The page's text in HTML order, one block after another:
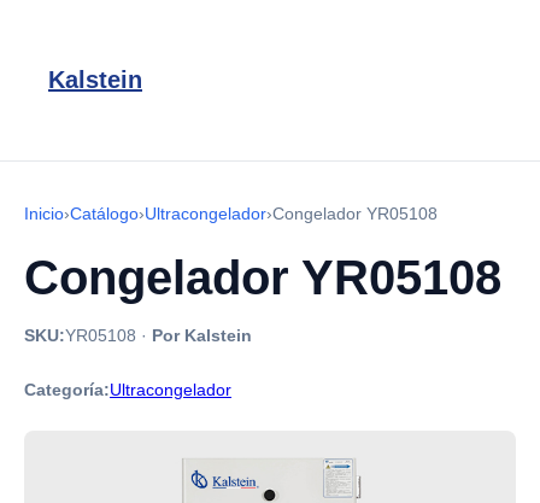
Kalstein
Inicio›Catálogo›Ultracongelador›Congelador YR05108
Congelador YR05108
SKU:YR05108 · Por Kalstein
Categoría:Ultracongelador